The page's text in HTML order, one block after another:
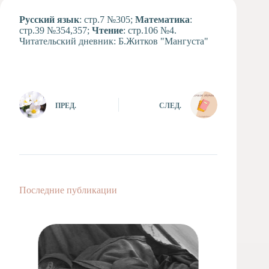
студия
Музыкальное
служба
Русский язык: стр.7 №305; Математика:
стр.39 №354,357; Чтение: стр.106 №4.
Читательский дневник: Б.Житков "Мангуста"
ПРЕД. СЛЕД.
Последние публикации